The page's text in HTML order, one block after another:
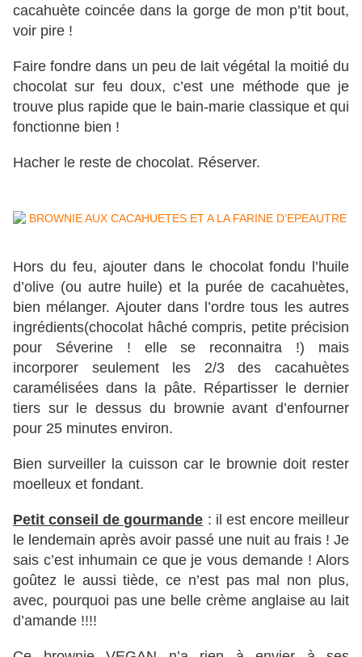
cacahuète coincée dans la gorge de mon p’tit bout,
voir pire !
Faire fondre dans un peu de lait végétal la moitié du
chocolat sur feu doux, c’est une méthode que je
trouve plus rapide que le bain-marie classique et qui
fonctionne bien !
Hacher le reste de chocolat. Réserver.
Hors du feu, ajouter dans le chocolat fondu l’huile
d’olive (ou autre huile) et la purée de cacahuètes,
bien mélanger. Ajouter dans l’ordre tous les autres
ingrédients(chocolat hâché compris, petite précision
pour Séverine ! elle se reconnaitra !) mais
incorporer seulement les 2/3 des cacahuètes
caramélisées dans la pâte. Répartisser le dernier
tiers sur le dessus du brownie avant d’enfourner
pour 25 minutes environ.
Bien surveiller la cuisson car le brownie doit rester
moelleux et fondant.
Petit conseil de gourmande : il est encore meilleur
le lendemain après avoir passé une nuit au frais ! Je
sais c’est inhumain ce que je vous demande ! Alors
goûtez le aussi tiède, ce n’est pas mal non plus,
avec, pourquoi pas une belle crème anglaise au lait
d’amande !!!!